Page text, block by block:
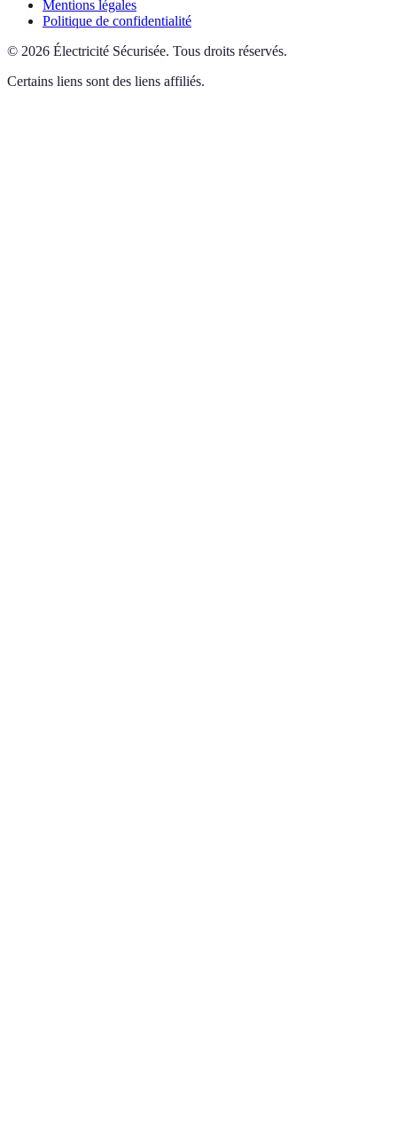
Mentions légales
Politique de confidentialité
© 2026 Électricité Sécurisée. Tous droits réservés.
Certains liens sont des liens affiliés.